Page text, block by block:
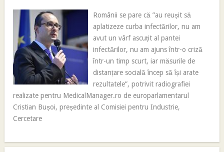
Românii se pare că ”au reușit să
aplatizeze curba infectărilor, nu am
avut un vârf ascuțit al pantei
infectărilor, nu am ajuns într-o criză
într-un timp scurt, iar măsurile de
distanțare socială încep să își arate
rezultatele”, potrivit radiografiei
realizate pentru MedicalManager.ro de europarlamentarul
Cristian Bușoi, președinte al Comisiei pentru Industrie,
Cercetare